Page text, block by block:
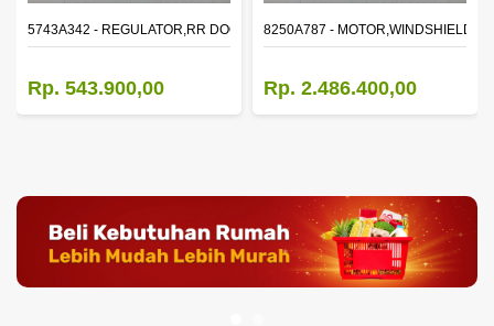
WINDOW,LH
5743A342 - REGULATOR,RR DOOR WINDOW,RH
Rp. 543.900,00
8250A787 - MOTOR,WINDSHIELD
Rp. 2.486.400,00